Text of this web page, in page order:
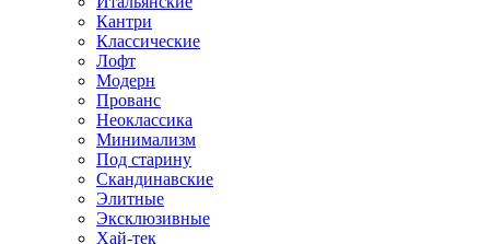
Кантри
Классические
Лофт
Модерн
Прованс
Неоклассика
Минимализм
Под старину
Скандинавские
Элитные
Эксклюзивные
Хай-тек